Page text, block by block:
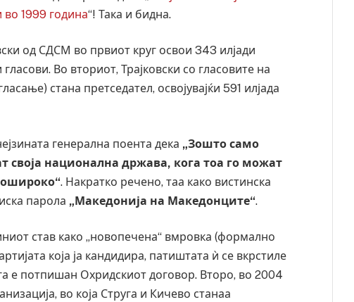
во 1999 година“! Така и бидна.
од СДСМ во првиот круг освои 343 илјади
Во вториот, Трајковски со гласовите на
стана претседател, освојувајќи 591 илјада
генерална поента дека „Зошто само
национална држава, кога тоа го можат
. Накратко речено, таа како вистинска
парола „Македонија на Македонците“.
став како „новопечена“ вмровка (формално
која ја кандидира, патиштата ѝ се вкрстиле
е потпишан Охридскиот договор. Второ, во 2004
во која Струга и Кичево станаа